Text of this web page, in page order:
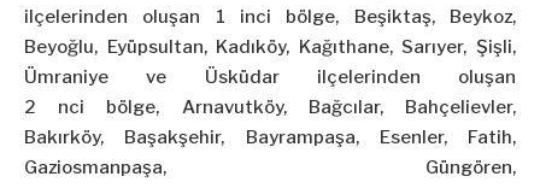
ilçelerinden oluşan 1 inci bölge, Beşiktaş, Beykoz,
Beyoğlu, Eyüpsultan, Kadıköy, Kağıthane, Sarıyer, Şişli,
Ümraniye ve Üsküdar ilçelerinden oluşan
2 nci bölge, Arnavutköy, Bağcılar, Bahçelievler,
Bakırköy, Başakşehir, Bayrampaşa, Esenler, Fatih,
Gaziosmanpaşa, Güngören,